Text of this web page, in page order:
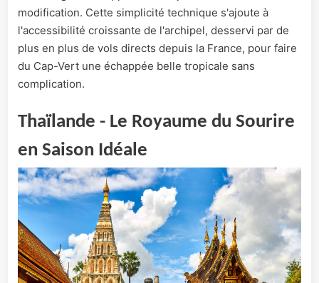
modification. Cette simplicité technique s'ajoute à
l'accessibilité croissante de l'archipel, desservi par de
plus en plus de vols directs depuis la France, pour faire
du Cap-Vert une échappée belle tropicale sans
complication.
Thaïlande - Le Royaume du Sourire
en Saison Idéale